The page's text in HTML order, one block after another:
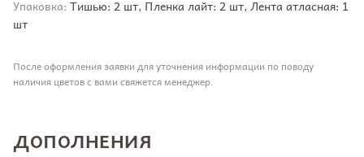
Упаковка: Тишью: 2 шт, Пленка лайт: 2 шт, Лента атласная: 1
шт
После оформления заявки для уточнения информации по поводу
наличия цветов с вами свяжется менеджер.
ДОПОЛНЕНИЯ